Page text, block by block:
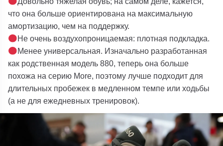
что она больше ориентирована на максимальную
амортизацию, чем на поддержку.
Не очень воздухопроницаемая: плотная подкладка.
Менее универсальная. Изначально разработанная
как родственная модель880, теперь она больше
похожа на серию More, поэтому лучше подходит для
длительных пробежек в медленном темпе или ходьбы
(а не для ежедневных тренировок).